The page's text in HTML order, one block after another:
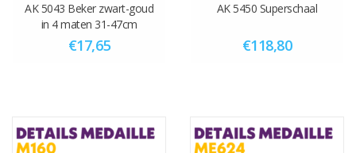
AK 5043 Beker zwart-goud
in 4 maten 31-47cm
€17,65
AK 5450 Superschaal
€118,80